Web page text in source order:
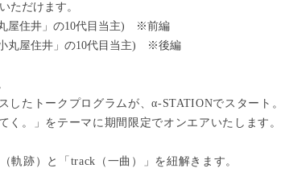
ただけます。
屋住井」の10代目当主) ※前編
丸屋住井」の10代目当主) ※後編
たトークプログラムが、α-STATIONでスタート。
く。」をテーマに期間限定でオンエアいたします。
軌跡）と「track（一曲）」を紐解きます。